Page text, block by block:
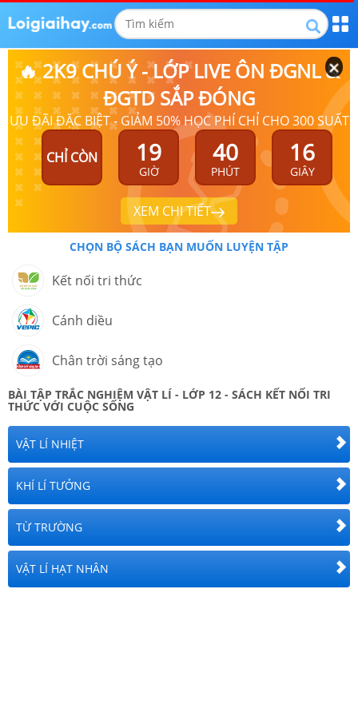
🔥 2K9 CHÚ Ý - LỚP LIVE ÔN ĐGNL &
ĐGTD SẮP ĐÓNG
ƯU ĐÃI ĐẶC BIỆT - GIẢM 50% HỌC PHÍ CHỈ CHO 300 SUẤT
CHỈ CÒN 19
GIỜ
40
PHÚT
16
GIÂY
XEM CHI TIẾT
CHỌN BỘ SÁCH BẠN MUỐN LUYỆN TẬP
Kết nối tri thức
Cánh diều
Chân trời sáng tạo
BÀI TẬP TRẮC NGHIỆM VẬT LÍ - LỚP 12 - SÁCH KẾT NỐI TRI
THỨC VỚI CUỘC SỐNG
VẬT LÍ NHIỆT
KHÍ LÍ TƯỞNG
TỪ TRƯỜNG
VẬT LÍ HẠT NHÂN